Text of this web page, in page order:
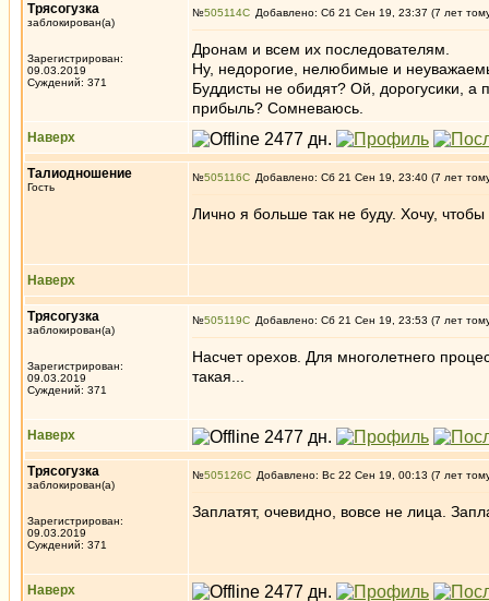
Трясогузка
заблокирован(а)
Зарегистрирован:
09.03.2019
Суждений: 371
№505114 Добавлено: Сб 21 Сен 19, 23:37 (7 лет
Дронам и всем их последователям.
Ну, недорогие, нелюбимые и
Буддисты не обидят? Ой, дорогусики, а
прибыль? Сомневаюсь.
Наверх
Талиодношение
Гость
№505116 Добавлено: Сб 21 Сен 19, 23:40 (7 лет
Лично я больше так не буду. Хочу,
Наверх
Трясогузка
заблокирован(а)
Зарегистрирован:
09.03.2019
Суждений: 371
№505119 Добавлено: Сб 21 Сен 19, 23:53 (7 лет
Насчет орехов. Для многолетнего
такая...
Наверх
Трясогузка
заблокирован(а)
Зарегистрирован:
09.03.2019
Суждений: 371
№505126 Добавлено: Вс 22 Сен 19, 00:13 (7 лет
Заплатят, очевидно, вовсе не лица.
Наверх